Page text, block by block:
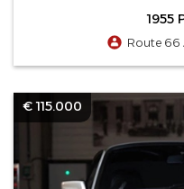
1955
Route 66
€ 115.000